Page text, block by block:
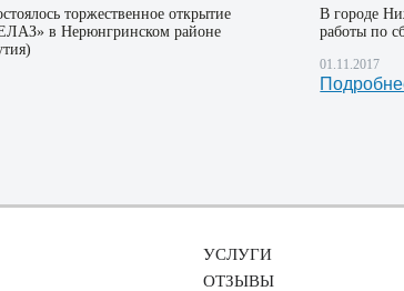
торжественное открытие
в Нерюнгринском районе
В городе
работы по
01.11.2017
УСЛУГИ
ОТЗЫВЫ